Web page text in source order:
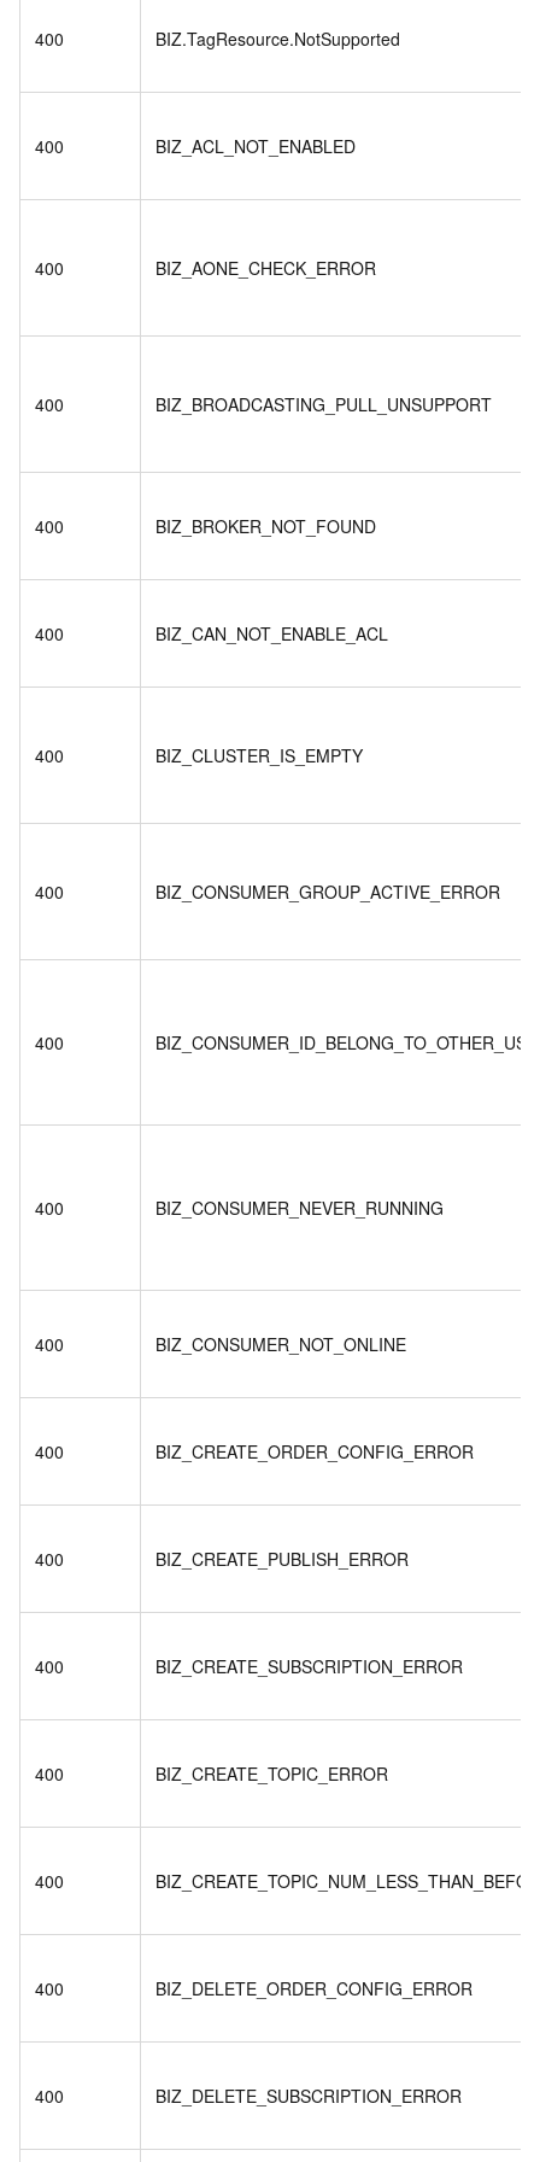
400 BIZ.TagResource.NotSupported
400 BIZ_ACL_NOT_ENABLED
400 BIZ_AONE_CHECK_ERROR
400 BIZ_BROADCASTING_PULL_UNSUPPORT
400 BIZ_BROKER_NOT_FOUND
400 BIZ_CAN_NOT_ENABLE_ACL
400 BIZ_CLUSTER_IS_EMPTY
400 BIZ_CONSUMER_GROUP_ACTIVE_ERROR
400
400 BIZ_CONSUMER_NEVER_RUNNING
400 BIZ_CONSUMER_NOT_ONLINE
400 BIZ_CREATE_ORDER_CONFIG_ERROR
400 BIZ_CREATE_PUBLISH_ERROR
400 BIZ_CREATE_SUBSCRIPTION_ERROR
400 BIZ_CREATE_TOPIC_ERROR
400
400 BIZ_DELETE_ORDER_CONFIG_ERROR
400 BIZ_DELETE_SUBSCRIPTION_ERROR